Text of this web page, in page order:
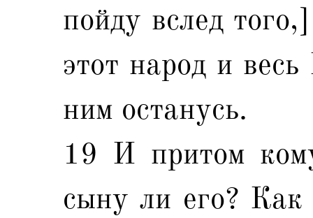
пойду вслед
этот народ и
ним останусь.
19 И притом
сыну ли его?